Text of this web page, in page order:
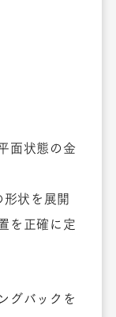
面状態の金
状を展開
を正確に定
グバックを